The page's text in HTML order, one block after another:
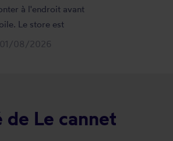
à l'endroit avant
Le store est
neuf, parfaitement
01/08/2026
Le cannet